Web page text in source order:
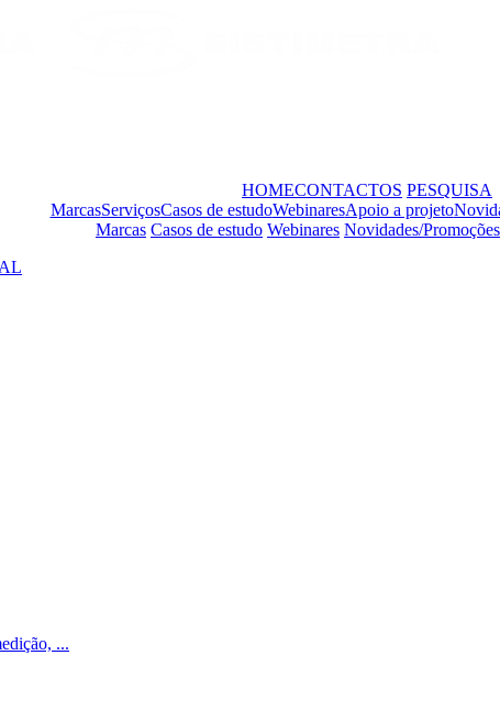
HOMECONTACTOS PESQUISA
MarcasServiçosCasos de estudoWebinaresApoio a projeto
Marcas Casos de estudo Webinares Novidades/Promoções
...